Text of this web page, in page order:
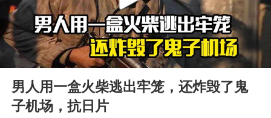
中医教你一招提升气血
上海：台风白海豚或将带来龙卷风
全球首个长时储能一体化产业园量产
四川宜宾市高县4.9级地震致1人死亡
胜宏科技：股票交易异常波动
Play
00:00 03:25
男人用一盒火柴逃出牢笼，还炸毁了鬼
子机场，抗日片